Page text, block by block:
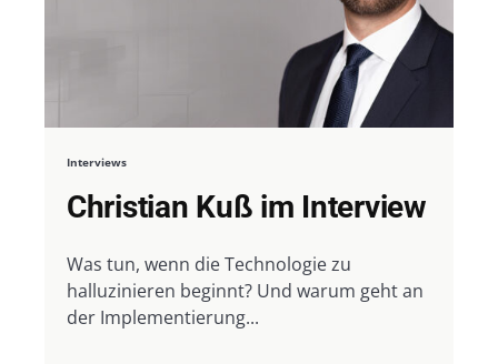
Interviews
Christian Kuß im Interview
Was tun, wenn die Technologie zu
halluzinieren beginnt? Und warum geht an
der Implementierung...